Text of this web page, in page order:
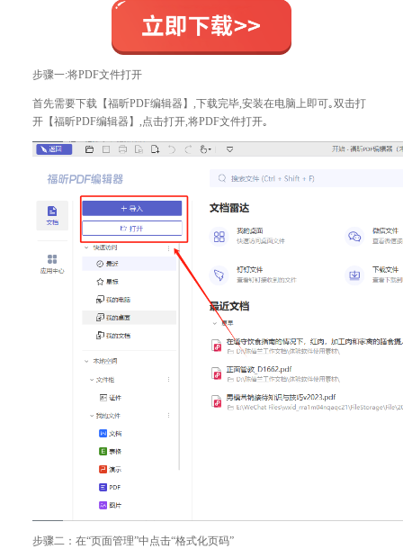
步骤一:将PDF文件打开
首先需要下载【福昕PDF编辑器】,下载完毕,安装在电脑上即可｡双击打
开【福昕PDF编辑器】,点击打开,将PDF文件打开｡
步骤二：在“页面管理”中点击“格式化页码”